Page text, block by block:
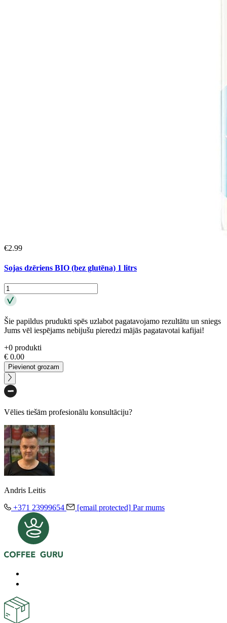
€2.99
Sojas dzēriens BIO (bez glutēna) 1 litrs
Šie papildus prudukti spēs uzlabot pagatavojamo rezultātu un sniegs
Jums vēl iespējams nebijušu pieredzi mājās pagatavotai kafijai!
+0 produkti
€ 0.00
Pievienot grozam
Vēlies tiešām profesionālu konsultāciju?
Andris Leitis
+371 23999654
[email protected] Par mums